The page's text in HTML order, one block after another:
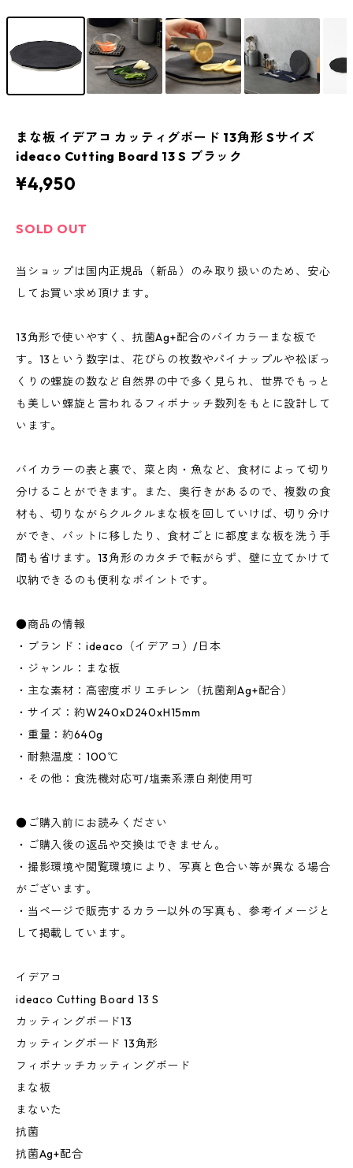
まな板 イデアコ カッティグボード 13角形 Sサイズ
ideaco Cutting Board 13 S ブラック
¥4,950
SOLD OUT
当ショップは国内正規品（新品）のみ取り扱いのため、安心
してお買い求め頂けます。
13角形で使いやすく、抗菌Ag+配合のバイカラーまな板で
す。13という数字は、花びらの枚数やパイナップルや松ぼっ
くりの螺旋の数など自然界の中で多く見られ、世界でもっと
も美しい螺旋と言われるフィボナッチ数列をもとに設計して
います。
バイカラーの表と裏で、菜と肉・魚など、食材によって切り
分けることができます。また、奥行きがあるので、複数の食
材も、切りながらクルクルまな板を回していけば、切り分け
ができ、バットに移したり、食材ごとに都度まな板を洗う手
間も省けます。13角形のカタチで転がらず、壁に立てかけて
収納できるのも便利なポイントです。
●商品の情報
・ブランド：ideaco（イデアコ）/日本
・ジャンル：まな板
・主な素材：高密度ポリエチレン（抗菌剤Ag+配合）
・サイズ：約W240xD240xH15mm
・重量：約640g
・耐熱温度：100℃
・その他：食洗機対応可/塩素系漂白剤使用可
●ご購入前にお読みください
・ご購入後の返品や交換はできません。
・撮影環境や閲覧環境により、写真と色合い等が異なる場合
がございます。
・当ページで販売するカラー以外の写真も、参考イメージと
して掲載しています。
イデアコ
ideaco Cutting Board 13 S
カッティングボード13
カッティングボード 13角形
フィボナッチカッティングボード
まな板
まないた
抗菌
抗菌Ag+配合